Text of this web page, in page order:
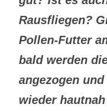
Rausfliegen?
Pollen-Futter
bald werden
angezogen
wieder